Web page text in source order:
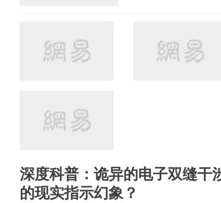
深度科普：诡异的电子双缝干
的现实指示幻象？